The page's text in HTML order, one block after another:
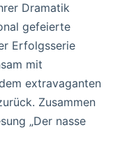
Dramatik
gefeierte
Erfolgsserie
mit
extravaganten
Zusammen
„Der nasse